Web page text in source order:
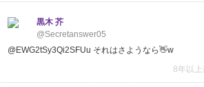
黒木 芥
@Secretanswer05
@EWG2tSy3Qi2SFUu それはさようなら👋w
8年以上